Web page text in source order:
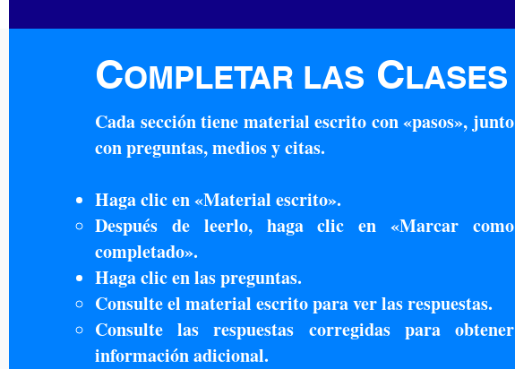
COMPLETAR LAS CLASES
Cada sección tiene material escrito con «pasos», junto
con preguntas, medios y citas.
Haga clic en «Material escrito».
Después de leerlo, haga clic en «Marcar como
completado».
Haga clic en las preguntas.
Consulte el material escrito para ver las respuestas.​
Consulte las respuestas corregidas para obtener
información adicional.